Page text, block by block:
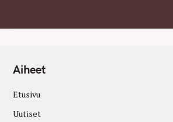
Aiheet
Etusivu
Uutiset